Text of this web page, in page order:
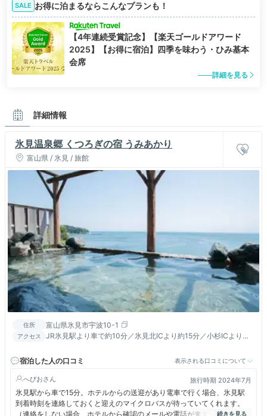
SALE お得に泊まるならこんなプランも！
【4年連続受賞記念】【楽天ゴールドアワード
2025】【お得に宿泊】四季を味わう・ひみ基本
会席
詳細を見る
詳細情報
氷見温泉郷 くつろぎの宿 うみあかり
富山県 / 氷見 / 旅館
住所 富山県氷見市宇波10-1
アクセス
JR氷見駅より車で約10分／氷見北ICより約15分／小杉ICより約
宿泊した人の口コミ
表示される口コミについて
へびお 旅行時期 2024年7月
氷見駅から車で15分。ホテルからの送迎があり電車で行く場合、氷見駅
到着時刻を連絡しておくと迎えのマイクロバスが待っていてくれます。
（連絡をしない場合、ホテルから確認のメールや電話が来ます）